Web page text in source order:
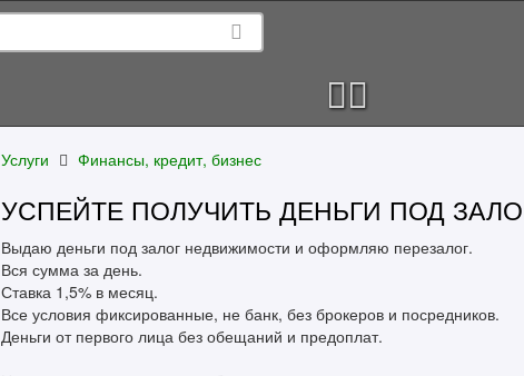
Услуги Финансы, кредит, бизнес
УСПЕЙТЕ ПОЛУЧИТЬ ДЕНЬГИ ПОД
Выдаю деньги под залог недвижимости и оформляю перезалог.
Вся сумма за день.
Ставка 1,5% в месяц.
Все условия фиксированные, не банк, без брокеров и посредников.
Деньги от первого лица без обещаний и предоплат.